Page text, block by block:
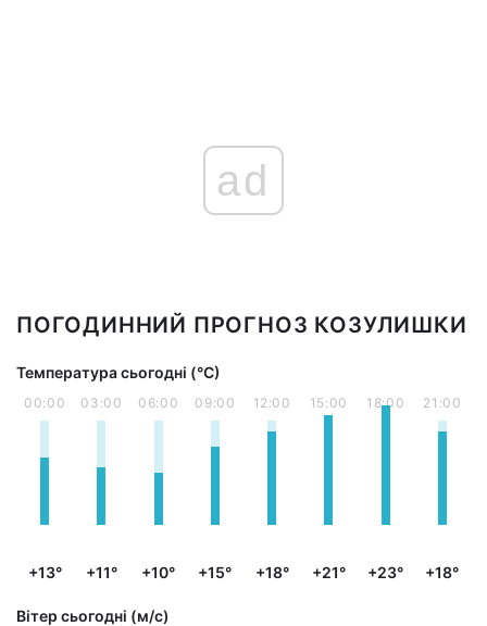
ad
ПОГОДИННИЙ ПРОГНОЗ КОЗУЛИШКИ
Температура сьогодні (°С)
00:00
+13°
03:00
+11°
06:00
+10°
09:00
+15°
12:00
+18°
15:00
+21°
18:00
+23°
21:00
+18°
Вітер сьогодні (м/с)